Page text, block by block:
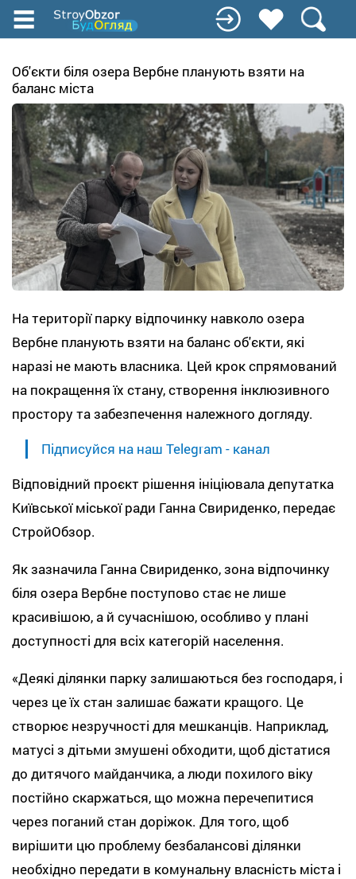
Перейти
до
вмісту
Об'єкти біля озера Вербне планують взяти на
баланс міста
На території парку відпочинку навколо озера
Вербне планують взяти на баланс об'єкти, які
наразі не мають власника. Цей крок спрямований
на покращення їх стану, створення інклюзивного
простору та забезпечення належного догляду.
Підписуйся на наш Telegram - канал
Відповідний проєкт рішення ініціювала депутатка
Київської міської ради Ганна Свириденко, передає
СтройОбзор.
Як зазначила Ганна Свириденко, зона відпочинку
біля озера Вербне поступово стає не лише
красивішою, а й сучаснішою, особливо у плані
доступності для всіх категорій населення.
«Деякі ділянки парку залишаються без господаря, і
через це їх стан залишає бажати кращого. Це
створює незручності для мешканців. Наприклад,
матусі з дітьми змушені обходити, щоб дістатися
до дитячого майданчика, а люди похилого віку
постійно скаржаться, що можна перечепитися
через поганий стан доріжок. Для того, щоб
вирішити цю проблему безбалансові ділянки
необхідно передати в комунальну власність міста і